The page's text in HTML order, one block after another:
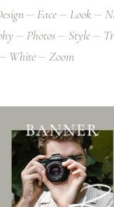
Face Look
Photos Style
White Zoom